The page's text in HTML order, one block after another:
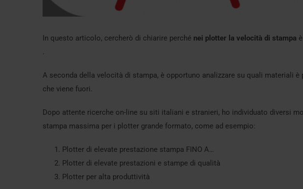
In questo articolo, cercherò di chiarire perché nei plotter la velocità di stampa
.
A seconda della velocità di stampa, è opportuno analizzare su quali materiali è
che viene fuori.
Dopo attente ricerche on-line su siti italiani e stranieri, ho individuato diversi
stampa massima per i plotter grande formato, come ad esempio:
Plotter di elevate prestazione stampa FINO A…
Plotter di elevate prestazioni e stampe di qualità
Plotter per alta produttività